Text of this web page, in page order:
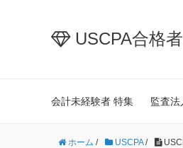
USCPA合格
会計未経験者 特集 監査法
ホーム / USCPA/